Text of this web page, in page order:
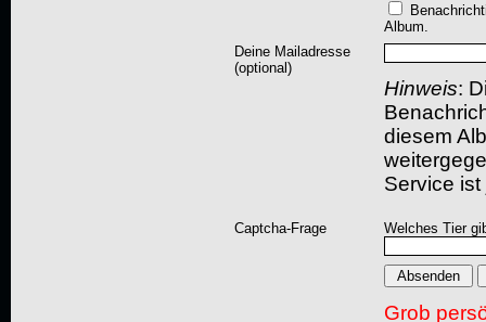
Album.
Deine Mailadresse
(optional)
Hinweis:
diesem
Service
Captcha-Frage Welches Tier
Grob